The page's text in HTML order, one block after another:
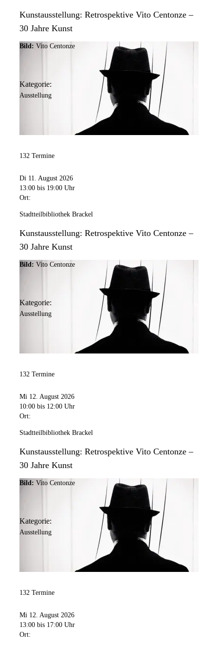
Kunstausstellung: Retrospektive Vito Centonze –
30 Jahre Kunst
Bild: Vito Centonze
Kategorie:
Ausstellung
132 Termine
Di 11. August 2026
13:00 bis 19:00 Uhr
Ort:
Stadtteilbibliothek Brackel
Kunstausstellung: Retrospektive Vito Centonze –
30 Jahre Kunst
Bild: Vito Centonze
Kategorie:
Ausstellung
132 Termine
Mi 12. August 2026
10:00 bis 12:00 Uhr
Ort:
Stadtteilbibliothek Brackel
Kunstausstellung: Retrospektive Vito Centonze –
30 Jahre Kunst
Bild: Vito Centonze
Kategorie:
Ausstellung
132 Termine
Mi 12. August 2026
13:00 bis 17:00 Uhr
Ort: